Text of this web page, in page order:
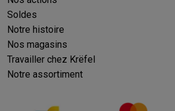
Soldes
Notre histoire
Nos magasins
Travailler chez Krëfel
Notre assortiment